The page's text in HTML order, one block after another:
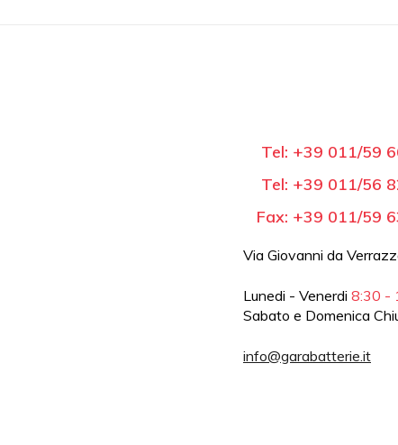
Tel: +39 011/59
Tel: +39 011/56
Fax: +39 011/59
Via Giovanni da
Lunedi - Venerdi 8:30 -
Sabato e Domenica
info@garabatterie.it